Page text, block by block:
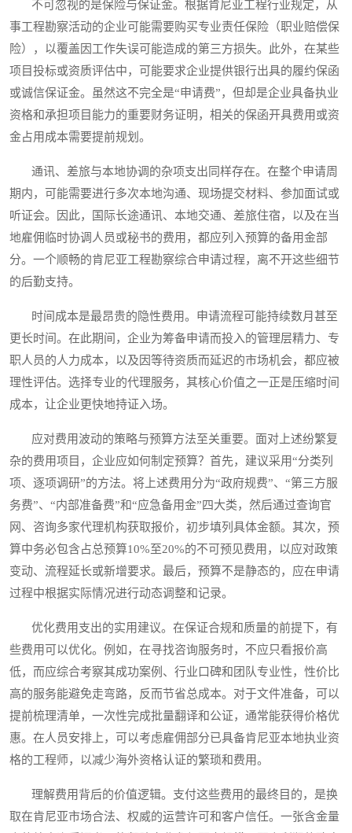
不可忽视的是保险与保证金。根据肯尼亚工程行业规定，从
事工程勘察活动的企业可能需要购买专业责任保险（职业赔偿保
险），以覆盖因工作失误可能造成的第三方损失。此外，在某些
项目投标或资质评估中，可能要求企业提供银行出具的履约保函
或诚信保证金。虽然这不完全是“申请费”，但却是企业具备执业
资格和承担项目能力的重要财务证明，相关的保函开具费用或资
金占用成本需要提前规划。
通讯、差旅与本地协调的杂项支出同样存在。在整个申请周
期内，可能需要进行多次本地沟通、现场提交材料、参加面试或
听证会。因此，国际长途通讯、本地交通、差旅住宿，以及在当
地雇佣临时协调人员或秘书的费用，都应列入预算的备用金部
分。一个顺畅的肯尼亚工程勘察综合申请过程，离不开这些细节
的后勤支持。
时间成本是最昂贵的隐性费用。申请流程可能持续数月甚至
更长时间。在此期间，企业为筹备申请而投入的管理层精力、专
职人员的人力成本，以及因等待资质而延迟的市场机会，都应被
理性评估。选择专业的代理服务，其核心价值之一正是压缩时间
成本，让企业更快地持证入场。
应对费用波动的策略与预算方法至关重要。面对上述纷繁复
杂的费用项目，企业应如何制定预算？首先，建议采用“分类列
项、逐项调研”的方法。将上述费用分为“政府规费”、“第三方服
务费”、“内部准备费”和“应急备用金”四大类，然后通过查询官
网、咨询多家代理机构获取报价，初步填列具体金额。其次，预
算中务必包含占总预算10%至20%的不可预见费用，以应对政策
变动、流程延长或新增要求。最后，预算不是静态的，应在申请
过程中根据实际情况进行动态调整和记录。
优化费用支出的实用建议。在保证合规和质量的前提下，有
些费用可以优化。例如，在寻找咨询服务时，不应只看报价高
低，而应综合考察其成功案例、行业口碑和团队专业性，性价比
高的服务能避免走弯路，反而节省总成本。对于文件准备，可以
提前梳理清单，一次性完成批量翻译和公证，通常能获得价格优
惠。在人员安排上，可以考虑雇佣部分已具备肯尼亚本地执业资
格的工程师，以减少海外资格认证的繁琐和费用。
理解费用背后的价值逻辑。支付这些费用的最终目的，是换
取在肯尼亚市场合法、权威的运营许可和客户信任。一张含金量